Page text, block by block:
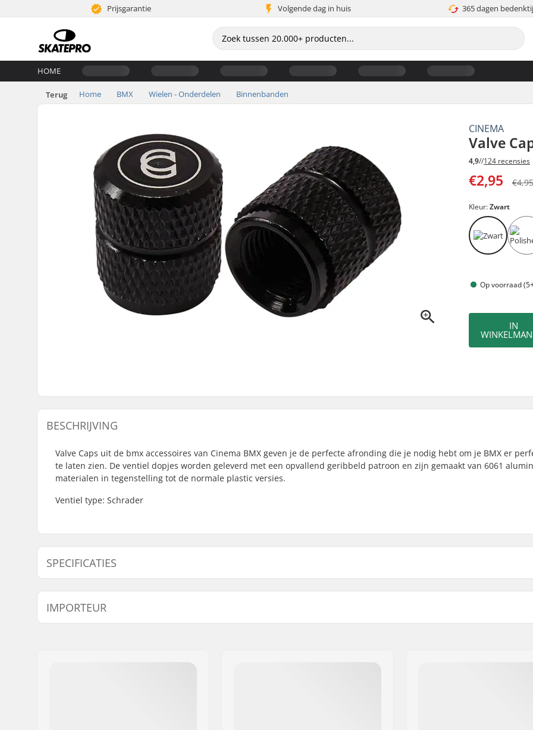
Prijsgarantie Volgende dag in huis 365 dagen
HOME
Terug Home BMX Wielen - Onderdelen Binnenbanden
CINEMA
Valve
4,9//124 recensies
€2,95
Kleur:Zwart
Op voorraad
IN
BESCHRIJVING
Valve Caps uit de bmx accessoires van Cinema BMX geven je de perfecte afronding die je nodig hebt om je BMX er
te laten zien. De ventiel dopjes worden geleverd met een opvallend geribbeld patroon en zijn gemaakt van 6061
materialen in tegenstelling tot de normale plastic versies.
Ventiel type: Schrader
SPECIFICATIES
BMX Discipline:
Freestyle BMX, Race BMX, Mini
Ventiel Type:
Schrader
Gewicht:
IMPORTEUR